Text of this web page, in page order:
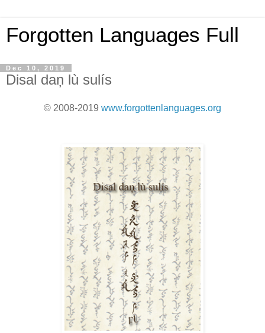
Forgotten Languages Full
Dec 10, 2019
Disal daņ lù sulís
© 2008-2019 www.forgottenlanguages.org